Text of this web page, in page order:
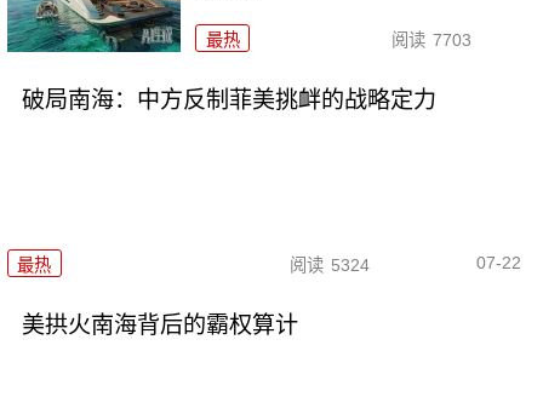
最热 阅读 7703
破局南海：中方反制菲美挑衅的战略定力
最热 阅读 5324 07-22
美拱火南海背后的霸权算计